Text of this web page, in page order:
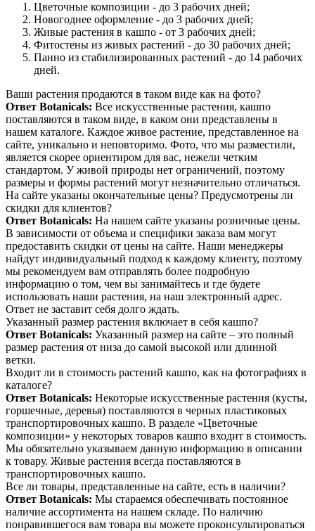
Цветочные композиции - до 3 рабочих дней;
Новогоднее оформление - до 3 рабочих дней;
Живые растения в кашпо - от 3 рабочих дней;
Фитостены из живых растений - до 30 рабочих дней;
Панно из стабилизированных растений - до 14 рабочих
дней.
Ваши растения продаются в таком виде как на фото?
Ответ Botanicals: Все искусственные растения, кашпо
поставляются в таком виде, в каком они представлены в
нашем каталоге. Каждое живое растение, представленное на
сайте, уникально и неповторимо. Фото, что мы разместили,
является скорее ориентиром для вас, нежели четким
стандартом. У живой природы нет ограничений, поэтому
размеры и формы растений могут незначительно отличаться.
На сайте указаны окончательные цены? Предусмотрены ли
скидки для клиентов?
Ответ Botanicals: На нашем сайте указаны розничные цены.
В зависимости от объема и специфики заказа вам могут
предоставить скидки от цены на сайте. Наши менеджеры
найдут индивидуальный подход к каждому клиенту, поэтому
мы рекомендуем вам отправлять более подробную
информацию о том, чем вы занимайтесь и где будете
использовать наши растения, на наш электронный адрес.
Ответ не заставит себя долго ждать.
Указанный размер растения включает в себя кашпо?
Ответ Botanicals: Указанный размер на сайте – это полный
размер растения от низа до самой высокой или длинной
ветки.
Входит ли в стоимость растений кашпо, как на фотографиях в
каталоге?
Ответ Botanicals: Некоторые искусственные растения (кусты,
горшечные, деревья) поставляются в черных пластиковых
транспортировочных кашпо. В разделе «Цветочные
композиции» у некоторых товаров кашпо входит в стоимость.
Мы обязательно указываем данную информацию в описании
к товару. Живые растения всегда поставляются в
транспортировочных кашпо.
Все ли товары, представленные на сайте, есть в наличии?
Ответ Botanicals: Мы стараемся обеспечивать постоянное
наличие ассортимента на нашем складе. По наличию
понравившегося вам товара вы можете проконсультироваться